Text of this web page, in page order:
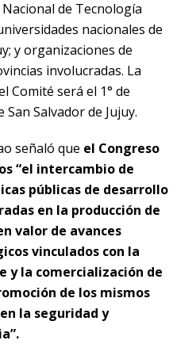
de Tecnología
nacionales de
y organizaciones de
involucradas. La
Comité será el 1° de
Salvador de Jujuy.
señaló que el Congreso
“el intercambio de
públicas de desarrollo
en la producción de
valor de avances
vinculados con la
y la comercialización de
de los mismos
la seguridad y